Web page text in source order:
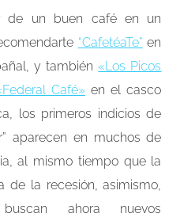
de un buen café en un
“CafetéaTe” en
y también«Los Picos
Café» en el casco
los primeros indicios de
aparecen en muchos de
al mismo tiempo que la
de la recesión, asimismo,
ahora nuevos